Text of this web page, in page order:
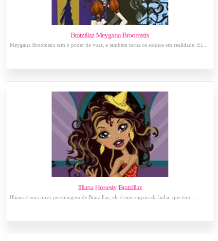
Bratzillaz Meygana Broomstix
Meygana Broomstix tem o poder de voar, e também torna os sonhos em realidade. El...
Illiana Honesty Bratzillaz
Illiana é uma nova personagem de Bratzillaz, ela é uma cigana da ìndia, que tem ...